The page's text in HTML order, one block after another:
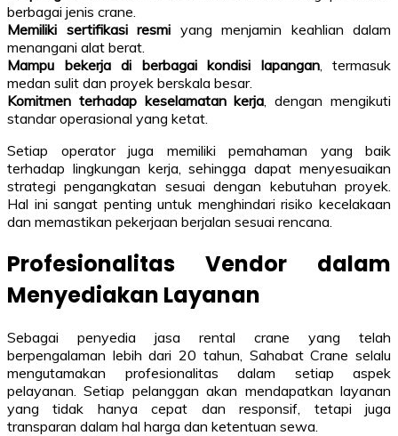
berbagai jenis crane.
Memiliki sertifikasi resmi yang menjamin keahlian dalam
menangani alat berat.
Mampu bekerja di berbagai kondisi lapangan, termasuk
medan sulit dan proyek berskala besar.
Komitmen terhadap keselamatan kerja , dengan mengikuti
standar operasional yang ketat.
Setiap operator juga memiliki pemahaman yang baik
terhadap lingkungan kerja, sehingga dapat menyesuaikan
strategi pengangkatan sesuai dengan kebutuhan proyek.
Hal ini sangat penting untuk menghindari risiko kecelakaan
dan memastikan pekerjaan berjalan sesuai rencana.
Profesionalitas Vendor dalam
Menyediakan Layanan
Sebagai penyedia jasa rental crane yang telah
berpengalaman lebih dari 20 tahun, Sahabat Crane selalu
mengutamakan profesionalitas dalam setiap aspek
pelayanan. Setiap pelanggan akan mendapatkan layanan
yang tidak hanya cepat dan responsif, tetapi juga
transparan dalam hal harga dan ketentuan sewa.